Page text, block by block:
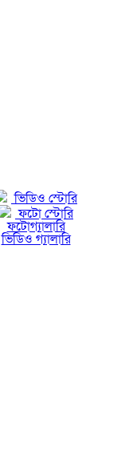
ভিডিও স্টোরি
ফটো স্টোরি
ফটোগ্যালারি
ভিডিও গ্যালারি